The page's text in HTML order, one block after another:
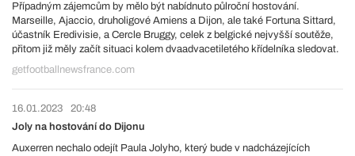
Případným zájemcům by mělo být nabídnuto půlroční hostování.
Marseille, Ajaccio, druholigové Amiens a Dijon, ale také Fortuna Sittard,
účastník Eredivisie, a Cercle Bruggy, celek z belgické nejvyšší soutěže,
přitom již měly začít situaci kolem dvaadvacetiletého křídelníka sledovat.
getfootballnewsfrance.com
16.01.2023
20:48
Joly na hostování do Dijonu
Auxerren nechalo odejít Paula Jolyho, který bude v nadcházejících